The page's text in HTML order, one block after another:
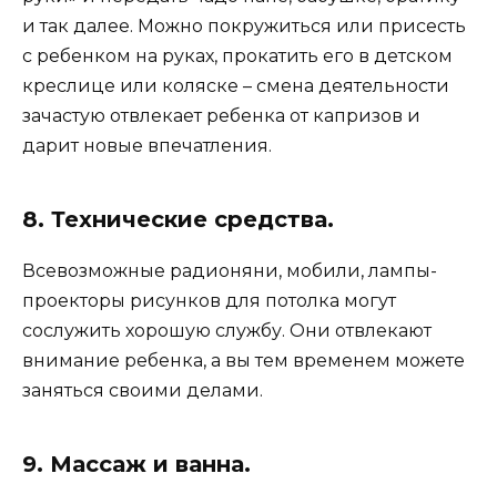
и так далее. Можно покружиться или присесть
с ребенком на руках, прокатить его в детском
креслице или коляске – смена деятельности
зачастую отвлекает ребенка от капризов и
дарит новые впечатления.
8. Технические средства.
Всевозможные радионяни, мобили, лампы-
проекторы рисунков для потолка могут
сослужить хорошую службу. Они отвлекают
внимание ребенка, а вы тем временем можете
заняться своими делами.
9. Массаж и ванна.